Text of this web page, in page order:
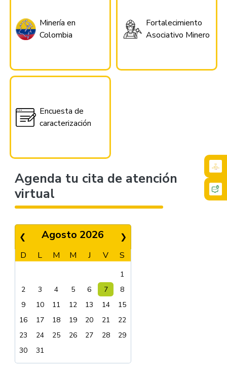
Minería en
Colombia
Fortalecimiento
Asociativo Minero
Encuesta de
caracterización
Agenda tu cita de atención
virtual
❮ Agosto 2026
❯
D
L M M J V S
1
2
3 4 5 6 7
8
9
10 11 12 13 14
15
16
17 18 19 20 21
22
23
24 25 26 27 28
29
30
31